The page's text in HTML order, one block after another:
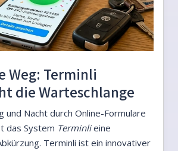
Weg: Terminli
die Warteschlange
und Nacht durch Online-Formulare
das System Terminlieine
Terminli ist ein innovativer